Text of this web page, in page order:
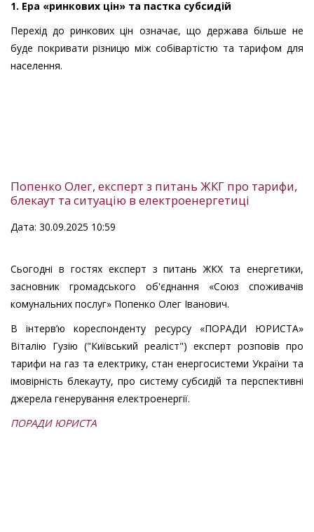
1. Ера «ринкових цін» та пастка субсидій
Перехід до ринкових цін означає, що держава більше не
буде покривати різницю між собівартістю та тарифом для
населення.
Попенко Олег, експерт з питань ЖКГ про тарифи,
блекаут та ситуацію в електроенергетиці
Дата: 30.09.2025 10:59
Сьогодні в гостях експерт з питань ЖКХ та енергетики,
засновник громадського об'єднання «Союз споживачів
комунальних послуг» Попенко Олег Іванович.
В інтерв’ю кореспонденту ресурсу «ПОРАДИ ЮРИСТА»
Віталію Гузію ("Київський реаліст") експерт розповів про
тарифи на газ та електрику, стан енергосистеми України та
імовірність блекауту, про систему субсидій та перспективні
джерела генерування електроенергії.
ПОРАДИ ЮРИСТА